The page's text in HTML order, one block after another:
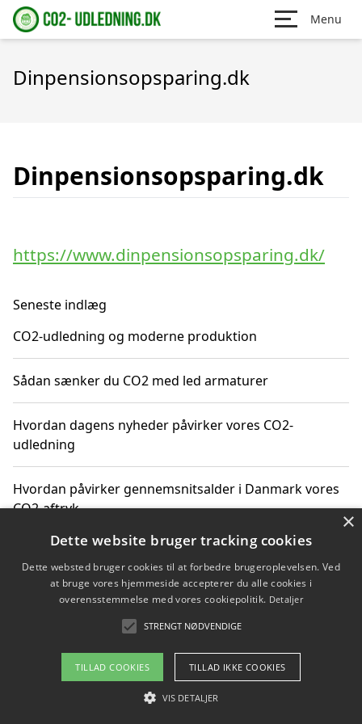
Menu
Dinpensionsopsparing.dk
Dinpensionsopsparing.dk
https://www.dinpensionsopsparing.dk/
Seneste indlæg
CO2-udledning og moderne produktion
Sådan sænker du CO2 med led armaturer
Hvordan dagens nyheder påvirker vores CO2-
udledning
Hvordan påvirker gennemsnitsalder i Danmark vores
CO2-aftryk
Hvordan nyheder om CO2-udledning påvirker vores
hverdag
Om / kontakt
Blog Betingelser
×
Dette website bruger tracking cookies
Dette websted bruger cookies til at forbedre brugeroplevelsen. Ved
at bruge vores hjemmeside accepterer du alle cookies i
overensstemmelse med vores cookiepolitik. Detaljer
STRENGT NØDVENDIGE
TILLAD COOKIES TILLAD IKKE COOKIES
VIS DETALJER